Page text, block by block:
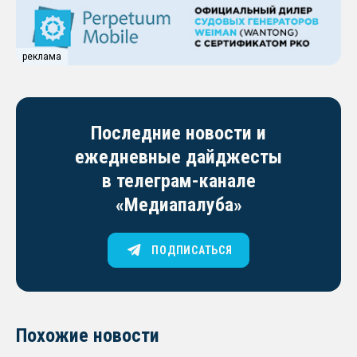
реклама
Последние новости и
ежедневные дайджесты
в телеграм-канале
«Медиапалуба»
ПОДПИСАТЬСЯ
Похожие новости